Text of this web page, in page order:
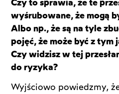
Czy to sprawia, że te
wyśrubowane, że mogą
Albo np., że są na tyle
pojęć, że może być z tym
Czy widzisz w tej
do ryzyka?
Wyjściowo powiedzmy,